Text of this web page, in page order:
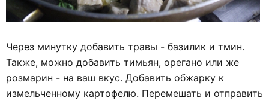
Через минутку добавить травы - базилик и тмин.
Также, можно добавить тимьян, орегано или же
розмарин - на ваш вкус. Добавить обжарку к
измельченному картофелю. Перемешать и отправить